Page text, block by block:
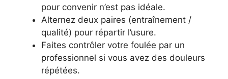
pour convenir n’est pas idéale.
Alternez deux paires (entraînement /
qualité) pour répartir l’usure.
Faites contrôler votre foulée par un
professionnel si vous avez des douleurs
répétées.